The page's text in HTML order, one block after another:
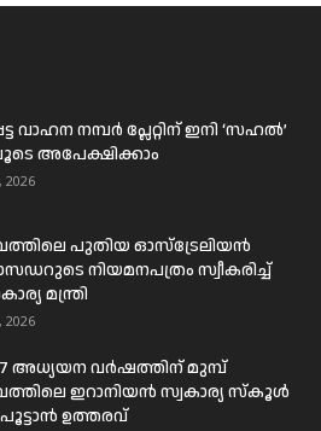
വാഹന നമ്പർ പ്ലേറ്റിന് ഇനി ‘സഹൽ’
അപേക്ഷിക്കാം
2026
പുതിയ ഓസ്ട്രേലിയൻ
നിയമനപത്രം സ്വീകരിച്ച്
മന്ത്രി
2026
അധ്യയന വർഷത്തിന് മുമ്പ്
ഇറാനിയൻ സ്വകാര്യ സ്കൂൾ
ഉത്തരവ്